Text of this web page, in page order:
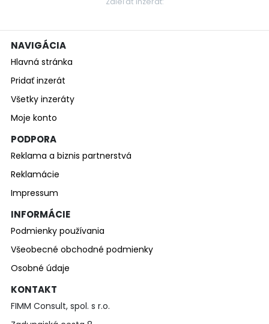
NAVIGÁCIA
Hlavná stránka
Pridať inzerát
Všetky inzeráty
Moje konto
PODPORA
Reklama a biznis partnerstvá
Reklamácie
Impressum
INFORMÁCIE
Podmienky používania
Všeobecné obchodné podmienky
Osobné údaje
KONTAKT
FIMM Consult, spol. s r.o.